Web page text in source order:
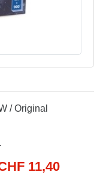
/ Original
11,40